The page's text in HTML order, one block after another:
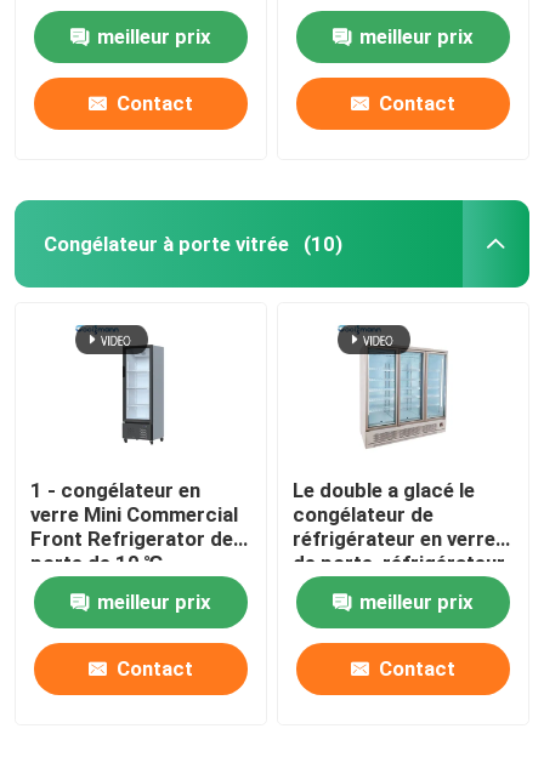
Cabinet de légume fruit
de 1.25mmeilleur prix
Contact
Case Air de quatre
couchesmeilleur prix
Contact
Congélateur à porte vitrée (10)
1 - congélateur en
verre Mini Commercial
Front Refrigerator de
porte de 10 ℃
meilleur prix
Contact
Le double a glacé le
congélateur de
réfrigérateur en verre
de porte, réfrigérateur
d'affichage de
boissons de LED 1260L
meilleur prix
Contact